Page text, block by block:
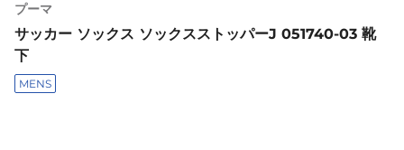
プーマ
サッカー ソックス ソックスストッパーJ 051740-03 靴
下
MENS